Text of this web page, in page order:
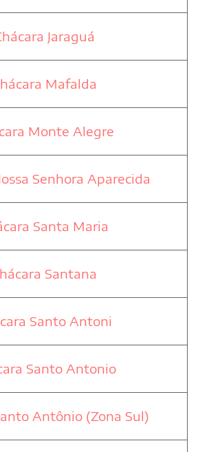
Jaraguá
Mafalda
Monte Alegre
Senhora Aparecida
Santa Maria
Santana
Santo Antoni
Santo Antonio
Antônio (Zona Sul)